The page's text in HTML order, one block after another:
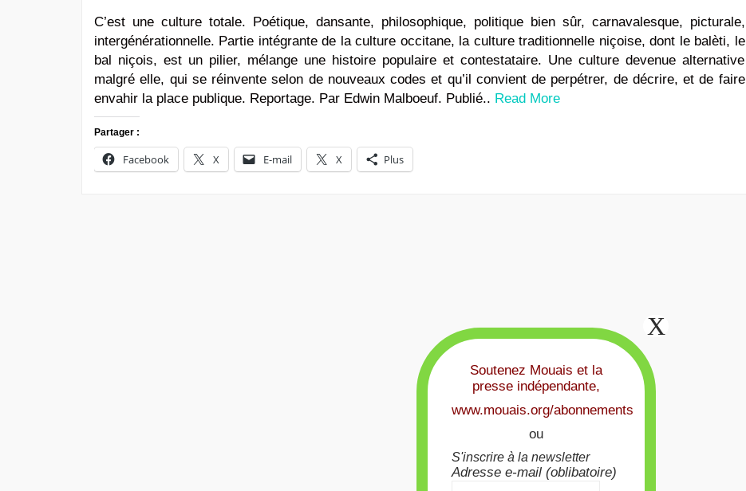
C’est une culture totale. Poétique, dansante, philosophique, politique bien sûr, carnavalesque, picturale,
intergénérationnelle. Partie intégrante de la culture occitane, la culture traditionnelle niçoise, dont le balèti, le
bal niçois, est un pilier, mélange une histoire populaire et contestataire. Une culture devenue alternative
malgré elle, qui se réinvente selon de nouveaux codes et qu’il convient de perpétrer, de décrire, et de faire
envahir la place publique. Reportage. Par Edwin Malboeuf. Publié.. Read More
Partager :
Facebook X E-mail X Plus
Soutenez Mouais et la
presse indépendante,
www.mouais.org/abonnements
ou
S'inscrire à la newsletter
Adresse e-mail (oblibatoire)